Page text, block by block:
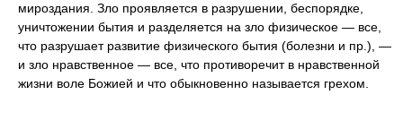
мироздания. Зло проявляется в разрушении, беспорядке,
уничтожении бытия и разделяется на зло физическое — все,
что разрушает развитие физического бытия (болезни и пр.), —
и зло нравственное — все, что противоречит в нравственной
жизни воле Божией и что обыкновенно называется грехом.